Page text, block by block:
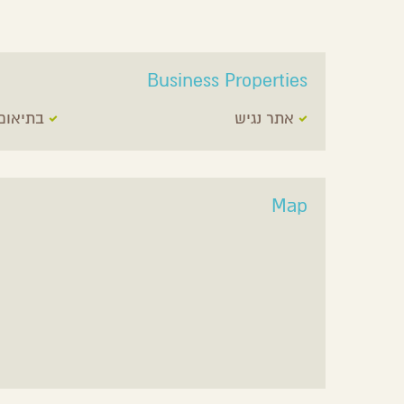
Business Properties
אתר נגיש
Map